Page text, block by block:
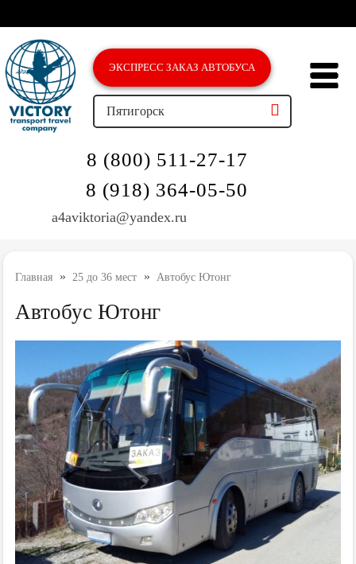
ЭКСПРЕСС ЗAКАЗ АВТОБУСА
Пятигорск
8 (800) 511-27-17
8 (918) 364-05-50
a4aviktoria@yandex.ru
Главная » 25 до 36 мест » Автобус Ютонг
Автобус Ютонг